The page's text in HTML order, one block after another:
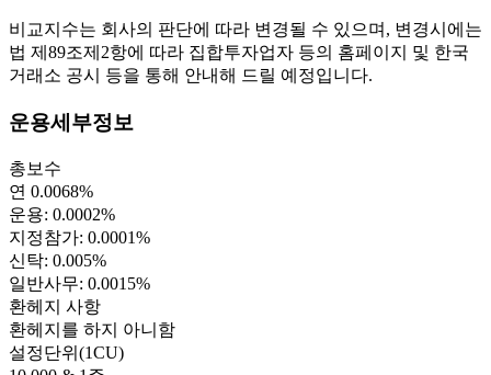
비교지수는 회사의 판단에 따라 변경될 수 있으며, 변경시에는
법 제89조제2항에 따라 집합투자업자 등의 홈페이지 및 한국
거래소 공시 등을 통해 안내해 드릴 예정입니다.
운용세부정보
총보수
연 0.0068%
운용: 0.0002%
지정참가: 0.0001%
신탁: 0.005%
일반사무: 0.0015%
환헤지 사항
환헤지를 하지 아니함
설정단위(1CU)